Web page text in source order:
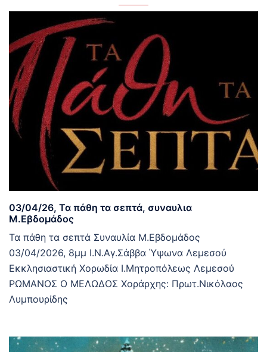
03/04/26, Τα πάθη τα σεπτά, συναυλια
Μ.Εβδομάδος
Τα πάθη τα σεπτά Συναυλία Μ.Εβδομάδος
03/04/2026, 8μμ Ι.Ν.Αγ.Σάββα Ύψωνα Λεμεσού
Εκκλησιαστική Χορωδία Ι.Μητροπόλεως Λεμεσού
ΡΩΜΑΝΟΣ Ο ΜΕΛΩΔΟΣ Χοράρχης: Πρωτ.Νικόλαος
Λυμπουρίδης